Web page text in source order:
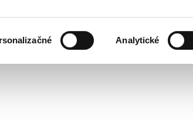
Analytické